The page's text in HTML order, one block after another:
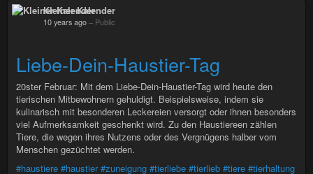
Kleiner Kalender
10 years ago – Public
Liebe-Dein-Haustier-Tag
20ster Februar: Mit dem Liebe-Dein-Haustier-Tag wird heute den
tierischen Mitbewohnern gehuldigt. Beispielsweise, indem sie
kulinarisch mit besonderen Leckereien versorgt oder ihnen besonders
viel Aufmerksamkeit geschenkt wird. Zu den Haustiereen zählen
Tiere, die wegen ihres Nutzens oder des Vergnügens halber vom
Menschen gezüchtet werden.
#haustiere #haustier #zuneigung #tierliebe #tierlieb #tiere #tierhaltung